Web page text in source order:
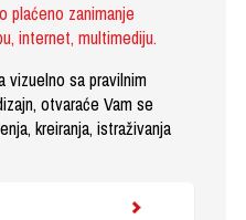
plaćeno zanimanje
internet, multimediju.
vizuelno sa pravilnim
otvaraće Vam se
kreiranja, istraživanja